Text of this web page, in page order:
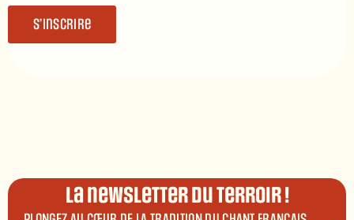
S’inscrire
La newsletter du terroir !